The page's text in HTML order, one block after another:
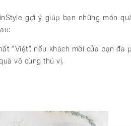
gợi ý giúp bạn những món
“Việt”, nếu khách mời của bạn đa
vô cùng thú vị.